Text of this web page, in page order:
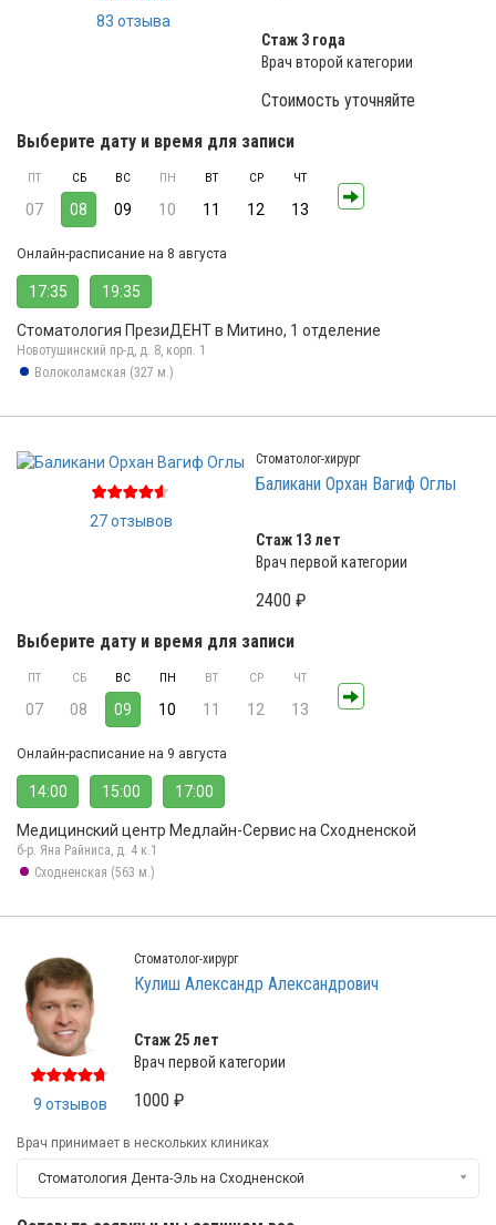
83 отзыва
Стаж 3 года
Врач второй категории
Стоимость уточняйте
Выберите дату и время для записи
ПТ
07
СБ
08
ВС
09
ПН
10
ВТ
11
СР
12
ЧТ
13
Онлайн-расписание на 8 августа
17:35 19:35
Стоматология ПрезиДЕНТ в Митино, 1 отделение
Новотушинский пр-д, д. 8, корп. 1
Волоколамская (327 м.)
27 отзывов
Стоматолог-хирург
Баликани Орхан Вагиф Оглы
Стаж 13 лет
Врач первой категории
2400 ₽
Выберите дату и время для записи
ПТ
07
СБ
08
ВС
09
ПН
10
ВТ
11
СР
12
ЧТ
13
Онлайн-расписание на 9 августа
14:00 15:00 17:00
Медицинский центр Медлайн-Сервис на Сходненской
б-р. Яна Райниса, д. 4 к.1
Сходненская (563 м.)
9 отзывов
Стоматолог-хирург
Кулиш Александр Александрович
Стаж 25 лет
Врач первой категории
1000 ₽
Врач принимает в нескольких клиниках
Стоматология Дента-Эль на Сходненской